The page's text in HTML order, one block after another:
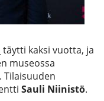
täytti kaksi vuotta, ja
museossa
Tilaisuuden
Sauli Niinistö.